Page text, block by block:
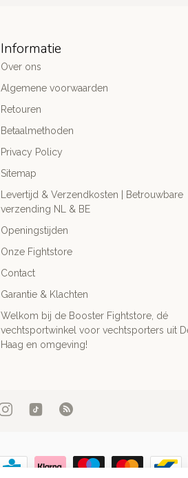
Informatie
Over ons
Algemene voorwaarden
Retouren
Betaalmethoden
Privacy Policy
Sitemap
Levertijd & Verzendkosten | Betrouwbare
verzending NL & BE
Openingstijden
Onze Fightstore
Contact
Garantie & Klachten
Welkom bij de Booster Fightstore, dé
vechtsportwinkel voor vechtsporters uit
Haag en omgeving!